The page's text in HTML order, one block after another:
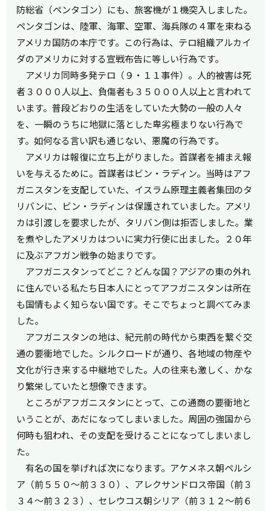
防総省（ペンタゴン）にも、旅客機が１機突入しました。
ペンタゴンは、陸軍、海軍、空軍、海兵隊の４軍を束ねる
アメリカ国防の本庁です。この行為は、テロ組織アルカイ
ダのアメリカに対する宣戦布告に等しい行為です。
アメリカ同時多発テロ（９・１１事件）。人的被害は死
者３０００人以上、負傷者も３５０００人以上と言われて
います。普段どおりの生活をしていた大勢の一般の人々
を、一瞬のうちに地獄に落とした卑劣極まりない行為で
す。如何なる言い訳も通じない、悪魔の行為です。
アメリカは報復に立ち上がりました。首謀者を捕まえ報
いを与えるために。首謀者はビン・ラディン。当時はアフ
ガニスタンを支配していた、イスラム原理主義者集団のタ
リバンに、ビン・ラディンは保護されていました。アメリ
カは引渡しを要求したが、タリバン側は拒否しました。業
を煮やしたアメリカはついに実力行使に出ました。２０年
に及ぶアフガン戦争の始まりです。
アフガニスタンってどこ？どんな国？アジアの東の外れ
に住んでいる私たち日本人にとってアフガニスタンは所在
も国情もよく知らない国です。そこでちょっと調べてみま
した。
アフガニスタンの地は、紀元前の時代から東西を繋ぐ交
通の要衝地でした。シルクロードが通り、各地域の物産や
文化が行き来する中継地でした。人の往来も激しく、かな
り繁栄していたと想像できます。
ところがアフガニスタンにとって、この通商の要衝地と
いうことが、あだになってしまいました。周囲の強国から
何時も狙われ、その支配を受けることになってしまいまし
た。
有名の国を挙げれば次になります。アケメネス朝ペルシ
ア（前５５０～前３３０）、アレクサンドロス帝国（前３
３４～前３２３）、セレウコス朝シリア（前３１２～前６